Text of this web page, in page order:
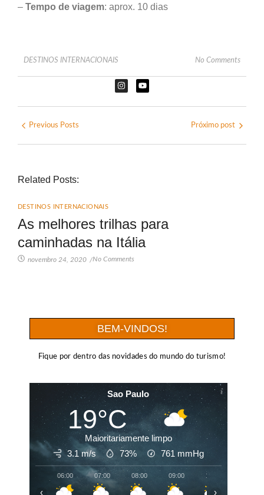
– Tempo de viagem: aprox. 10 dias
DESTINOS INTERNACIONAIS No Comments
Previous Posts Próximo post
Related Posts:
DESTINOS INTERNACIONAIS
As melhores trilhas para
caminhadas na Itália
novembro 24, 2020 /No Comments
BEM-VINDOS!
Fique por dentro das novidades do mundo do turismo!
Sao Paulo
19°C
Maioritariamente limpo
3.1 m/s
73% 761 mmHg
06:00 07:00 08:00 09:00 10:00
‹ ›